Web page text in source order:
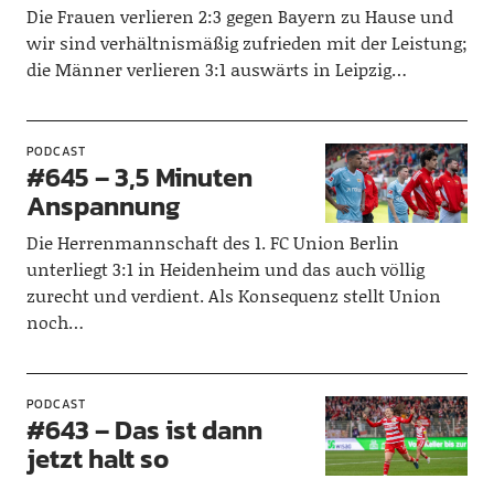
Die Frauen verlieren 2:3 gegen Bayern zu Hause und
wir sind verhältnismäßig zufrieden mit der Leistung;
die Männer verlieren 3:1 auswärts in Leipzig…
PODCAST
#645 – 3,5 Minuten
Anspannung
Die Herrenmannschaft des 1. FC Union Berlin
unterliegt 3:1 in Heidenheim und das auch völlig
zurecht und verdient. Als Konsequenz stellt Union
noch…
PODCAST
#643 – Das ist dann
jetzt halt so